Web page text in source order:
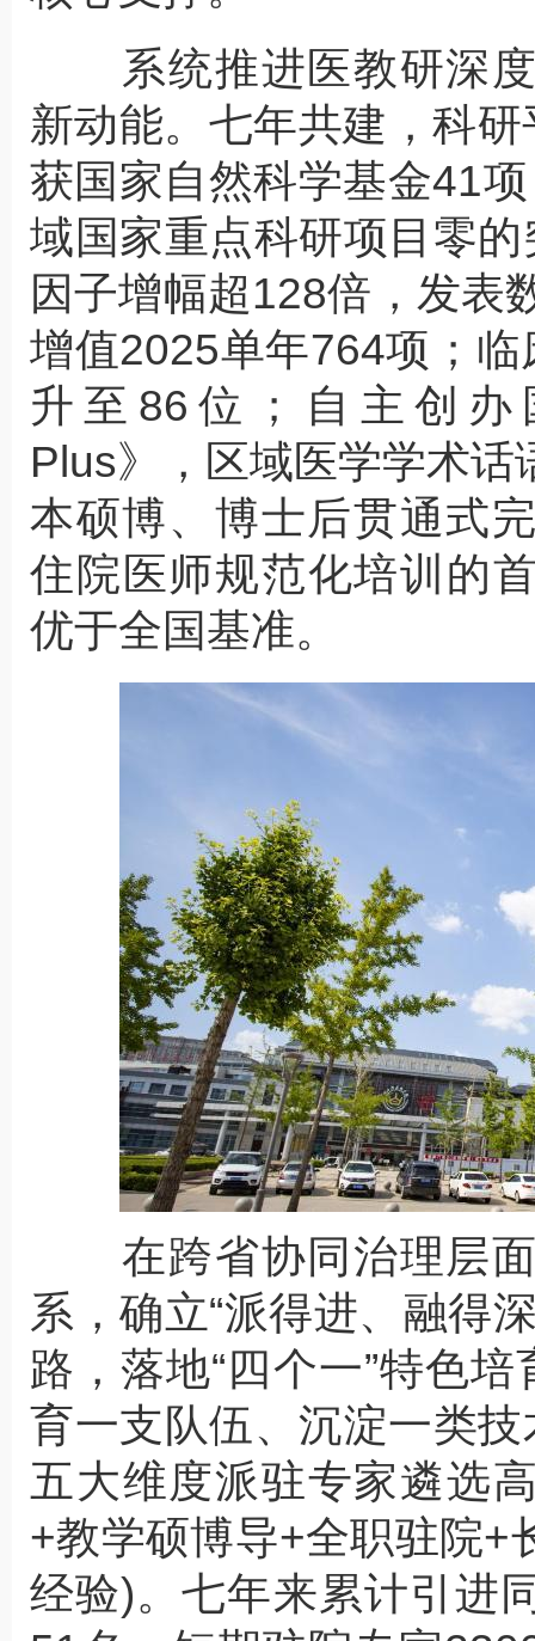
系统推进医教研深度
新动能。七年共建，科
获国家自然科学基金41
域国家重点科研项目零
因子增幅超128倍，发表
增值2025单年764项；
升至86位；自主创办
Plus》，区域医学学术
本硕博、博士后贯通式
住院医师规范化培训的
优于全国基准。
在跨省协同治理层面
系，确立“派得进、融得
路，落地“四个一”特色
育一支队伍、沉淀一类
五大维度派驻专家遴选
+教学硕博导+全职驻院+
经验)。七年来累计引进